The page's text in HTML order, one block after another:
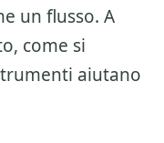
un flusso. A
come si
aiutano